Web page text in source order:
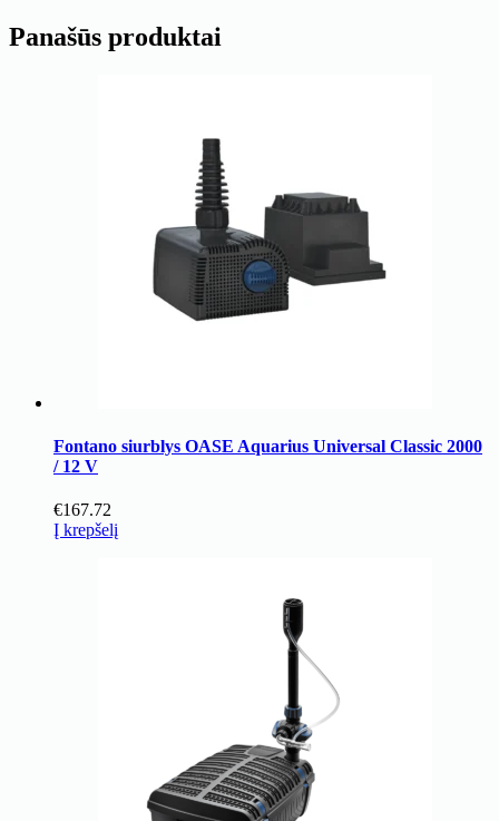
Panašūs produktai
Fontano siurblys OASE Aquarius Universal Classic 2000
/ 12 V
€167.72
Į krepšelį